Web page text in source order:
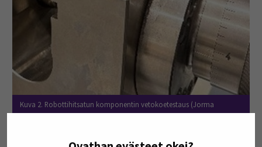
Kuva 2. Robottihitsatun komponentin vetokoetestaus (Jorma